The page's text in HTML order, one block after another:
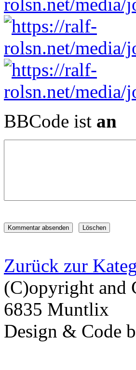
BBCode ist an
Zurück zur
(C)opyright and
6835 Muntlix
Design & Code